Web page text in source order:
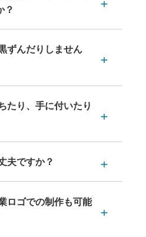
？
ずんだりしません
たり、手に付いたり
夫ですか？
ロゴでの制作も可能